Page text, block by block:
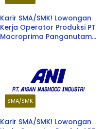
Karir SMA/SMK! Lowongan
Kerja Operator Produksi PT
Macroprima Panganutama
SMA/SMK
Karir SMA/SMK! Lowongan